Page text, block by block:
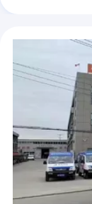
Máquina de
5KG fluem a função